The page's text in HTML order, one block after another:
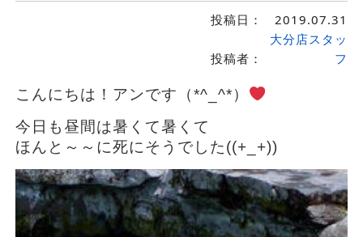
投稿日： 2019.07.31
投稿者：
大分店スタッ
フ
こんにちは！アンです（*^_^*）
今日も昼間は暑くて暑くて
ほんと～～に死にそうでした((+_+))